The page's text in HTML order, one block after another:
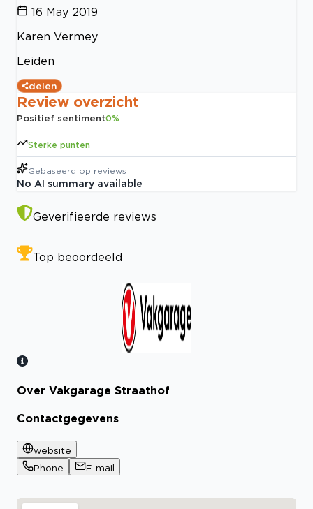
16 May 2019
Karen Vermey
Leiden
delen
Review overzicht
Positief sentiment0%
Sterke punten
Gebaseerd op reviews
No AI summary available
Geverifieerde reviews
Top beoordeeld
Bekijk certificaat
Over Vakgarage Straathof
Contactgegevens
website
Phone
E-mail